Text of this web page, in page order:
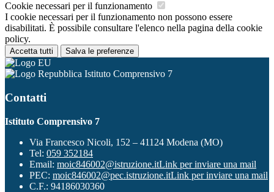
Cookie necessari per il funzionamento
I cookie necessari per il funzionamento non possono essere
disabilitati. È possibile consultare l'elenco nella pagina della cookie
policy.
Accetta tutti Salva le preferenze
Istituto Comprensivo 7
Contatti
Istituto Comprensivo 7
Via Francesco Nicoli, 152 – 41124 Modena (MO)
Tel: 059 352184
Email: moic846002@istruzione.itLink per inviare una mail
PEC: moic846002@pec.istruzione.itLink per inviare una mail
C.F.: 94186030360